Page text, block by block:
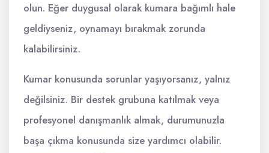
olun. Eğer duygusal olarak kumara bağımlı hale
geldiyseniz, oynamayı bırakmak zorunda
kalabilirsiniz.
Kumar konusunda sorunlar yaşıyorsanız, yalnız
değilsiniz. Bir destek grubuna katılmak veya
profesyonel danışmanlık almak, durumunuzla
başa çıkma konusunda size yardımcı olabilir.